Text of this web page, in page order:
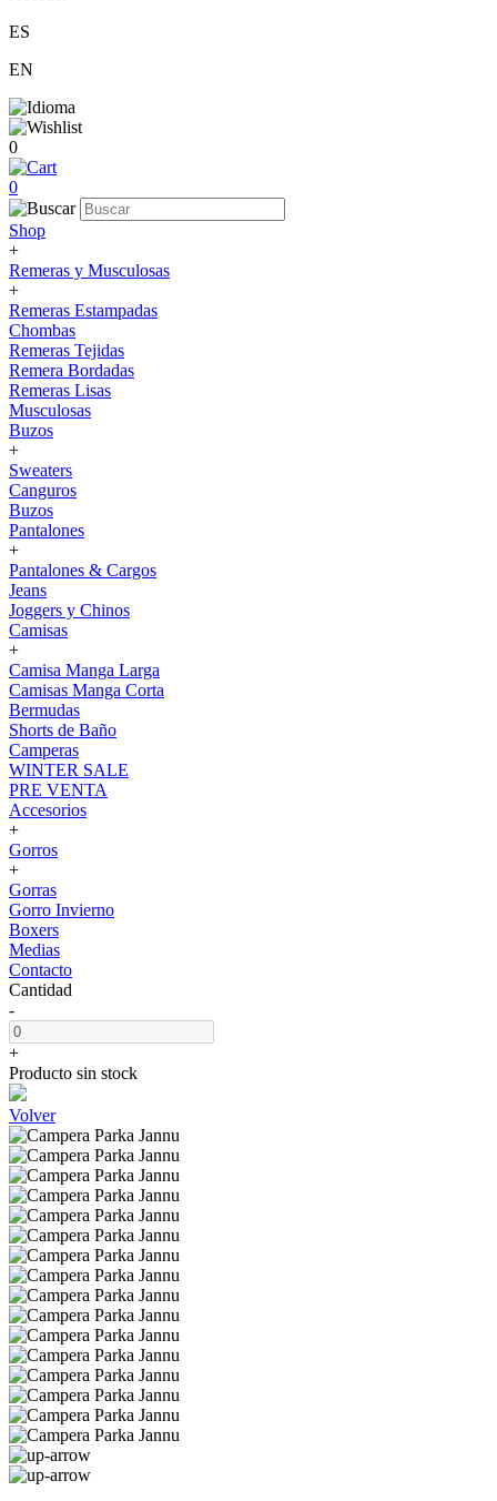
ES
EN
0
0
Shop
+
Remeras y Musculosas
+
Remeras Estampadas
Chombas
Remeras Tejidas
Remera Bordadas
Remeras Lisas
Musculosas
Buzos
+
Sweaters
Canguros
Buzos
Pantalones
+
Pantalones & Cargos
Jeans
Joggers y Chinos
Camisas
+
Camisa Manga Larga
Camisas Manga Corta
Bermudas
Shorts de Baño
Camperas
WINTER SALE
PRE VENTA
Accesorios
+
Gorros
+
Gorras
Gorro Invierno
Boxers
Medias
Contacto
Cantidad
-
+
Producto sin stock
Volver